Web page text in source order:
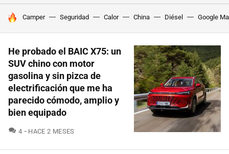
HOY SE HABLA DE
Camper Seguridad Calor China Diésel Google
He probado el BAIC X75: un
SUV chino con motor
gasolina y sin pizca de
electrificación que me ha
parecido cómodo, amplio y
bien equipado
4 COMENTARIOS
HACE 2 MESES